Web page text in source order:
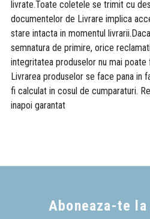
livrate.Toate coletele se trimit cu
documentelor de Livrare implica
stare intacta in momentul
semnatura de primire, orice
integritatea produselor nu mai poate
Livrarea produselor se face pana in
fi calculat in cosul de cumparaturi.
inapoi garantat
Aboneaza-te